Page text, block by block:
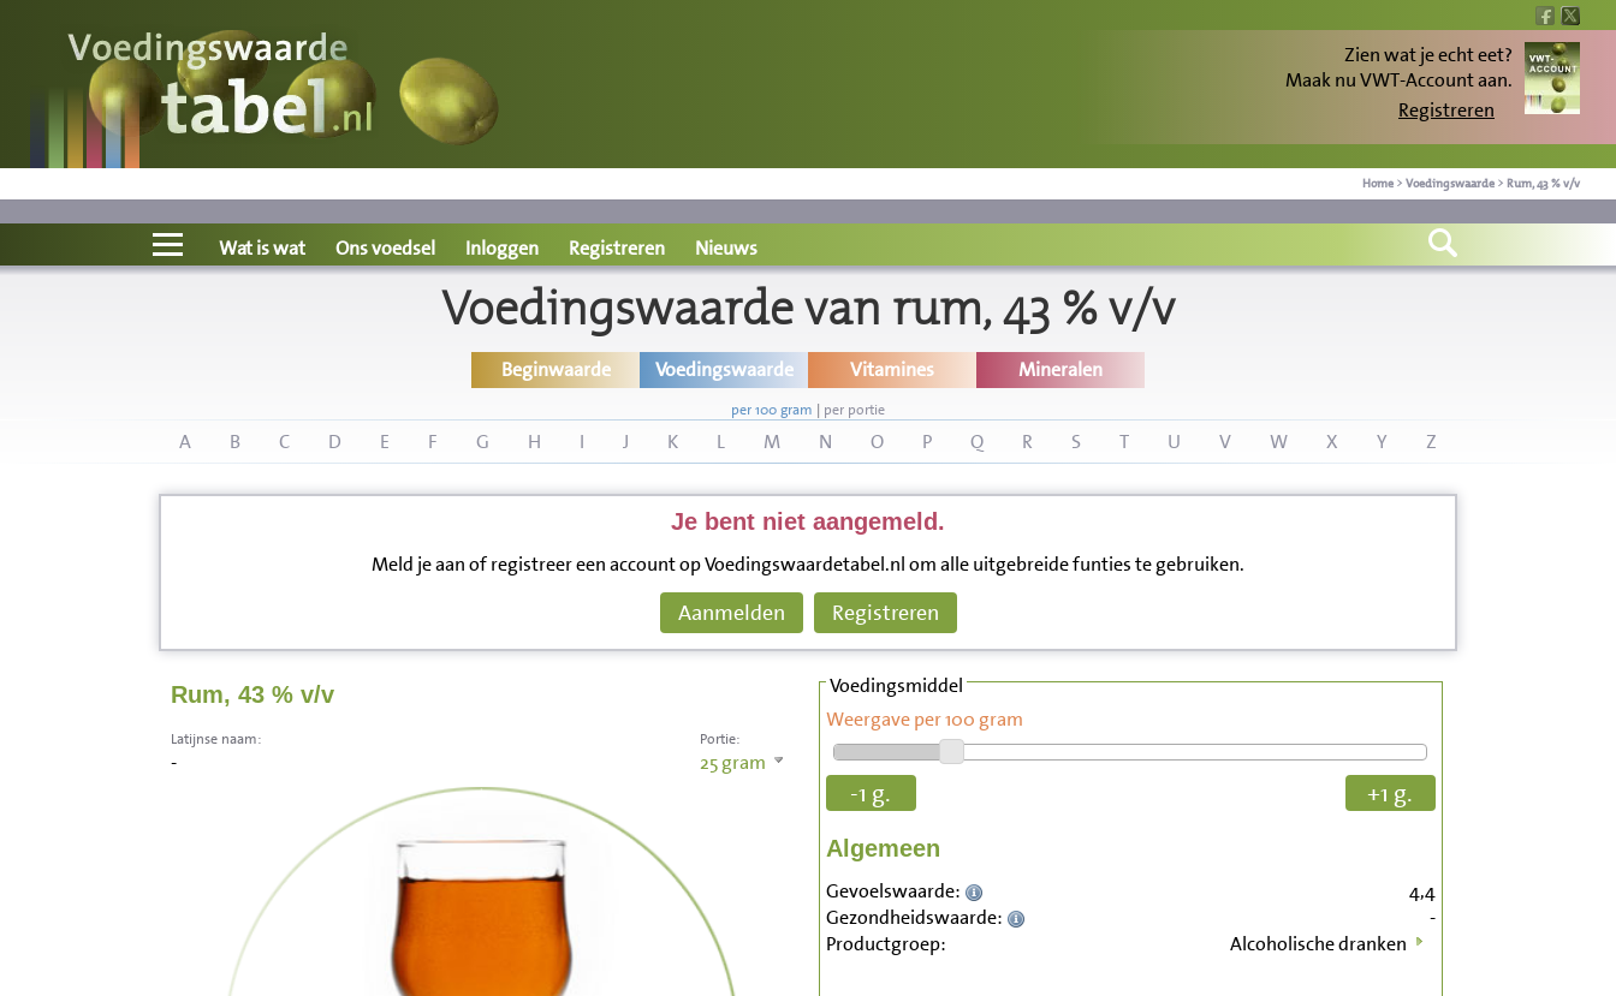
Zien wat je echt eet?
Maak nu VWT-Account aan.
Registreren
Home > Voedingswaarde > Rum, 43 % v/v
Voedingswaarde
Wat is wat?
Ons voedsel
Wat is wat Ons voedsel Inloggen Registreren Nieuws
Voedingswaarde van rum, 43 % v/v
Beginwaarde Voedingswaarde Vitamines Mineralen
per 100 gram | per portie
A B C D E F G H I J K L M N O P Q R S T U V W X Y Z
Je bent niet aangemeld.
Meld je aan of registreer een account op Voedingswaardetabel.nl om alle uitgebreide funties te gebruiken.
Aanmelden Registreren
Rum, 43 % v/v
Portie:
25gram
Latijnse naam:
-
Voedingsmiddel
Weergave per 100 gram
-1 g. +1 g.
Algemeen
Gevoelswaarde:
4,4
Gezondheidswaarde:
-
Productgroep:
Alcoholische dranken